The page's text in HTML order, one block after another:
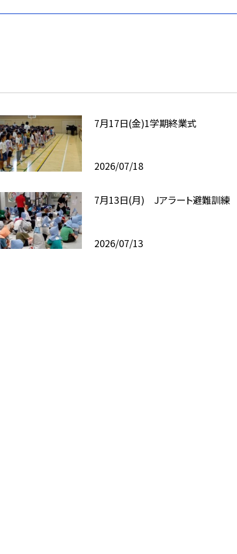
7月17日(金)1学期終業式
2026/07/18
7月13日(月) Jアラート避難訓練
2026/07/13